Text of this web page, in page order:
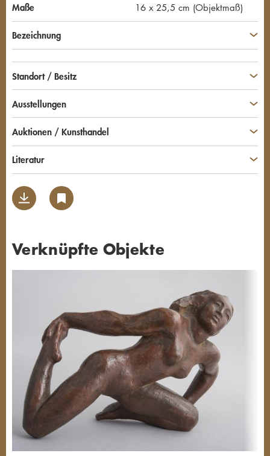
Maße 16 x 25,5 cm (Objektmaß)
Bezeichnung
Standort / Besitz
Ausstellungen
Auktionen / Kunsthandel
Literatur
Verknüpfte Objekte